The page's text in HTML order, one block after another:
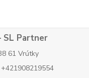
SL Partner
61 Vrútky
+421908219554